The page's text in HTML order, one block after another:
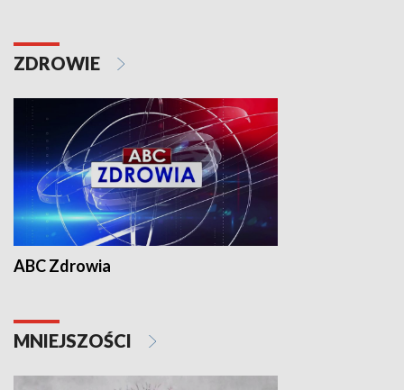
ZDROWIE
ABC Zdrowia
MNIEJSZOŚCI